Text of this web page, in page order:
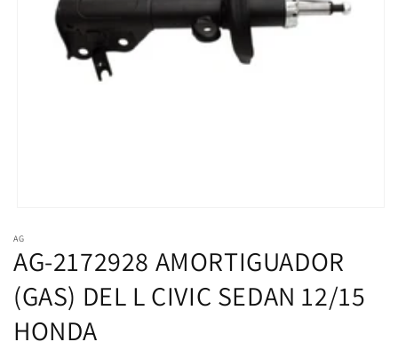
multimedia
1
en
ventana
modal
AG
AG-2172928 AMORTIGUADOR
(GAS) DEL L CIVIC SEDAN 12/15
HONDA